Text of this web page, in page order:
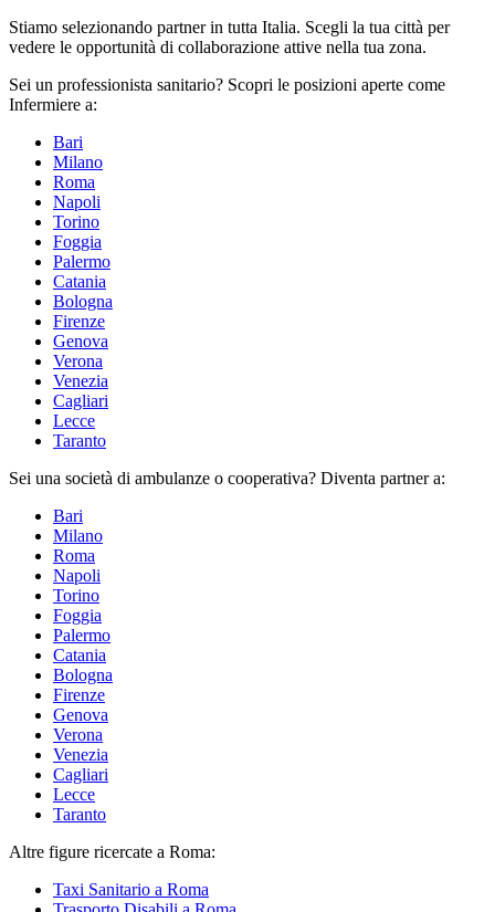
Stiamo selezionando partner in tutta Italia. Scegli la tua città per
vedere le opportunità di collaborazione attive nella tua zona.
Sei un professionista sanitario? Scopri le posizioni aperte come
Infermiere a:
Bari
Milano
Roma
Napoli
Torino
Foggia
Palermo
Catania
Bologna
Firenze
Genova
Verona
Venezia
Cagliari
Lecce
Taranto
Sei una società di ambulanze o cooperativa? Diventa partner a:
Bari
Milano
Roma
Napoli
Torino
Foggia
Palermo
Catania
Bologna
Firenze
Genova
Verona
Venezia
Cagliari
Lecce
Taranto
Altre figure ricercate a Roma:
Taxi Sanitario a Roma